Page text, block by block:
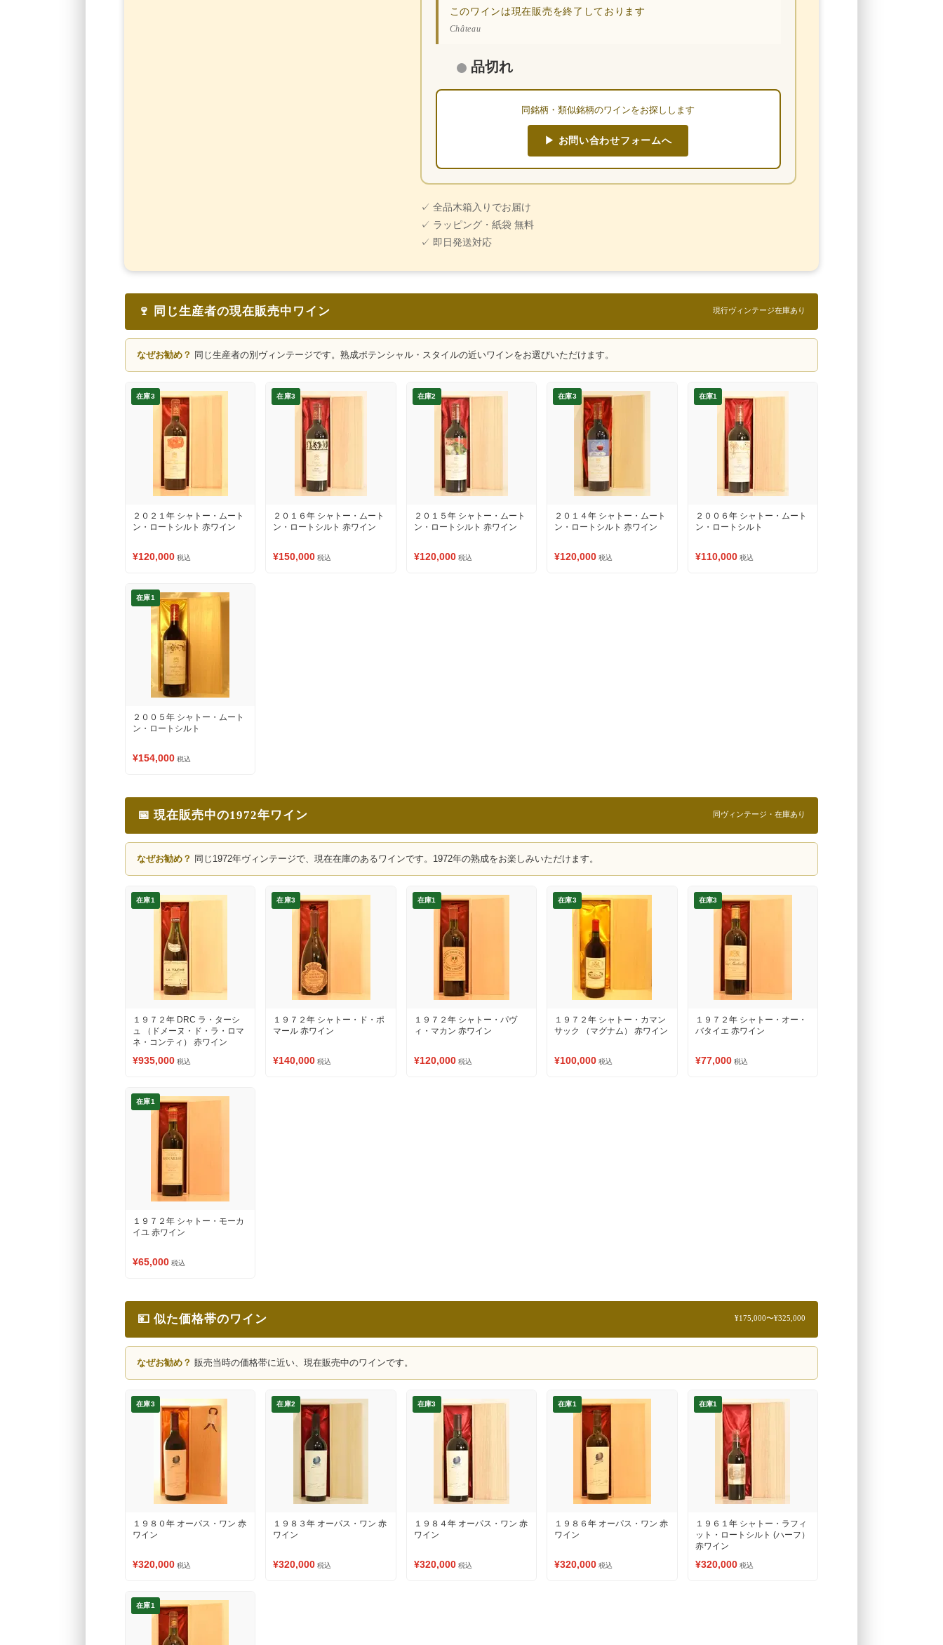
このワインは現在販売を終了しております
Château
品切れ
同銘柄・類似銘柄のワインをお探しします
▶ お問い合わせフォームへ
✓ 全品木箱入りでお届け
✓ ラッピング・紙袋 無料
✓ 即日発送対応
🍷 同じ生産者の現在販売中ワイン 現行ヴィンテージ在庫あり
なぜお勧め？ 同じ生産者の別ヴィンテージです。熟成ポテンシャル・スタイルの近いワインをお選びいただけます。
在庫3
２０２１年 シャトー・ムート
ン・ロートシルト 赤ワイン
¥120,000 税込
在庫3
２０１６年 シャトー・ムート
ン・ロートシルト 赤ワイン
¥150,000 税込
在庫2
２０１５年 シャトー・ムート
ン・ロートシルト 赤ワイン
¥120,000 税込
在庫3
２０１４年 シャトー・ムート
ン・ロートシルト 赤ワイン
¥120,000 税込
在庫1
２００６年 シャトー・ムート
ン・ロートシルト
¥110,000 税込
在庫1
２００５年 シャトー・ムート
ン・ロートシルト
¥154,000 税込
📅 現在販売中の1972年ワイン 同ヴィンテージ・在庫あり
なぜお勧め？ 同じ1972年ヴィンテージで、現在在庫のあるワインです。1972年の熟成をお楽しみいただけます。
在庫1
１９７２年 DRC ラ・ターシ
ュ （ドメーヌ・ド・ラ・ロマ
ネ・コンティ） 赤ワイン
¥935,000 税込
在庫3
１９７２年 シャトー・ド・ポ
マール 赤ワイン
¥140,000 税込
在庫1
１９７２年 シャトー・パヴ
ィ・マカン 赤ワイン
¥120,000 税込
在庫3
１９７２年 シャトー・カマン
サック （マグナム） 赤ワイン
¥100,000 税込
在庫3
１９７２年 シャトー・オー・
バタイエ 赤ワイン
¥77,000 税込
在庫1
１９７２年 シャトー・モーカ
イユ 赤ワイン
¥65,000 税込
💴 似た価格帯のワイン ¥175,000〜¥325,000
なぜお勧め？ 販売当時の価格帯に近い、現在販売中のワインです。
在庫3
１９８０年 オーパス・ワン 赤
ワイン
¥320,000 税込
在庫2
１９８３年 オーパス・ワン 赤
ワイン
¥320,000 税込
在庫3
１９８４年 オーパス・ワン 赤
ワイン
¥320,000 税込
在庫1
１９８６年 オーパス・ワン 赤
ワイン
¥320,000 税込
在庫1
１９６１年 シャトー・ラフィ
ット・ロートシルト (ハーフ）
赤ワイン
¥320,000 税込
在庫1